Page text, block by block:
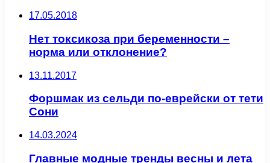
17.05.2018
Нет токсикоза при беременности –
норма или отклонение?
13.11.2017
Форшмак из сельди по-еврейски от тети
Сони
14.03.2024
Главные модные тренды весны и лета